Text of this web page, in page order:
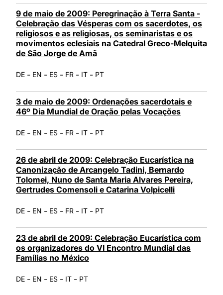
9 de maio de 2009: Peregrinação à Terra Santa -
Celebração das Vésperas com os sacerdotes, os
religiosos e as religiosas, os seminaristas e os
movimentos eclesiais na Catedral Greco-Melquita
de São Jorge de Amã
DE - EN - ES - FR - IT - PT
3 de maio de 2009: Ordenações sacerdotais e
46º Dia Mundial de Oração pelas Vocações
DE - EN - ES - FR - IT - PT
26 de abril de 2009: Celebração Eucarística na
Canonização de Arcangelo Tadini, Bernardo
Tolomei, Nuno de Santa Maria Alvares Pereira,
Gertrudes Comensoli e Catarina Volpicelli
DE - EN - ES - FR - IT - PT
23 de abril de 2009: Celebração Eucarística com
os organizadores do VI Encontro Mundial das
Famílias no México
DE - EN - ES - IT - PT